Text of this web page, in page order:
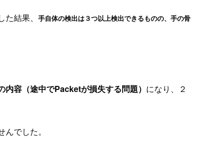
結果、 手自体の検出は３つ以上検出でき るものの、 手の骨
内容（途中でPacketが損失する問題） になり、２
でした。